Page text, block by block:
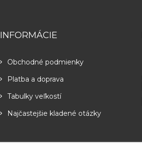
INFORMÁCIE
Obchodné podmienky
Platba a doprava
Tabulky veľkostí
Najčastejšie kladené otázky